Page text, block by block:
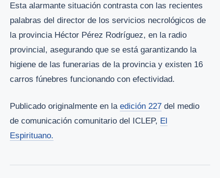
Esta alarmante situación contrasta con las recientes
palabras del director de los servicios necrológicos de
la provincia Héctor Pérez Rodríguez, en la radio
provincial, asegurando que se está garantizando la
higiene de las funerarias de la provincia y existen 16
carros fúnebres funcionando con efectividad.
Publicado originalmente en la edición 227 del medio
de comunicación comunitario del ICLEP, El
Espirituano.